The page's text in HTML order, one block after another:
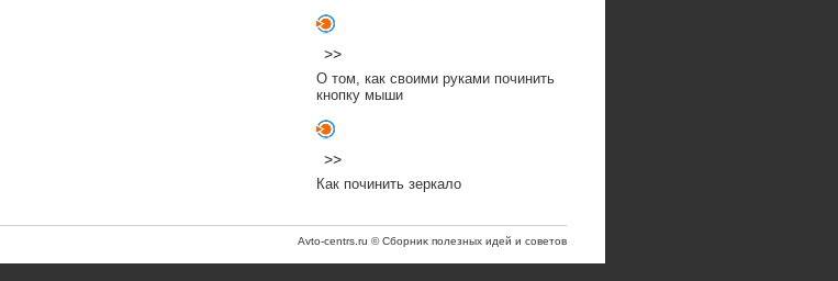
>>
О том, как своими руками починить
кнопку мыши
>>
Как починить зеркало
Avto-centrs.ru © Сборниκ полезных идей и советοв